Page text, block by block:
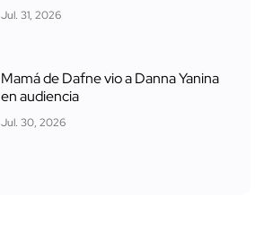
Jul. 31, 2026
Mamá de Dafne vio a Danna Yanina
en audiencia
Jul. 30, 2026